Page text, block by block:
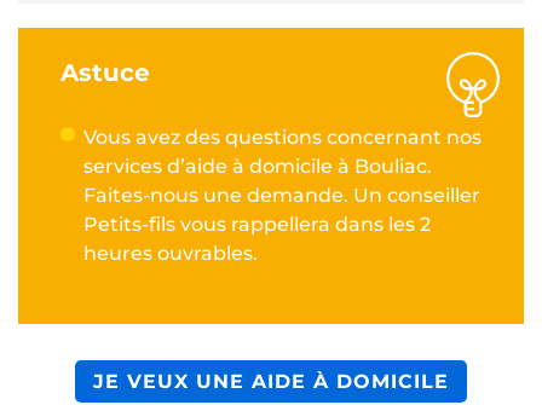
Astuce
Vous avez des questions concernant nos
services d’aide à domicile à Bouliac.
Faites-nous une demande. Un conseiller
Petits-fils vous rappellera dans les 2
heures ouvrables.
JE VEUX UNE AIDE À DOMICILE